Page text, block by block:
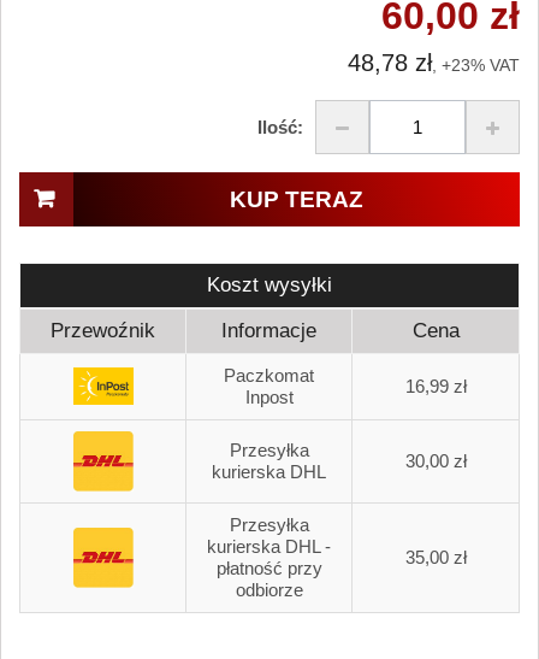
60,00 zł
48,78 zł, +23% VAT
Ilość:
KUP TERAZ
Koszt wysyłki
Przewoźnik
Informacje Cena
Paczkomat
Inpost
16,99 zł
Przesyłka
kurierska DHL
30,00 zł
Przesyłka
kurierska DHL -
płatność przy
odbiorze
35,00 zł